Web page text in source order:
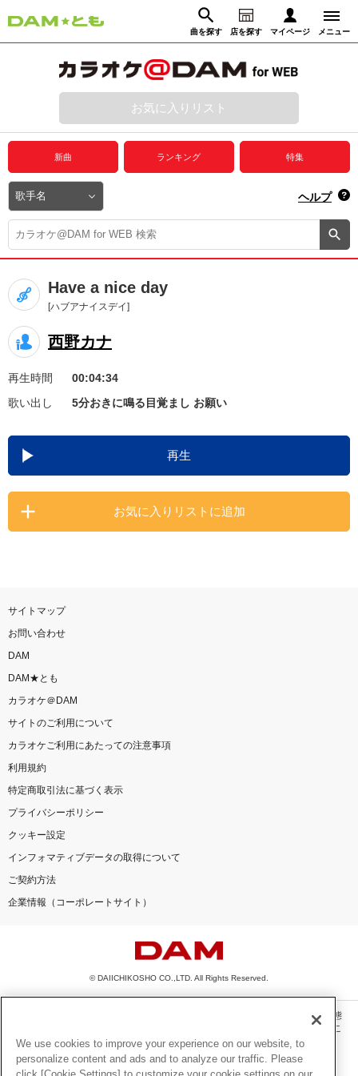
曲を探す 店を探す マイページ メニュー
動画からさがす 録音からさがす
ログイン
プレミアムサービス
DAM★とも動画
DAM★とも録音
カラオケ＠DAM
ユーザー検索
キャンペーン
お知らせ よくあるご質問
DAMの新曲・ランキングなど
カラオケ最新情報をチェック！
お気に入りリスト
新曲 ランキング 特集
ヘルプ
Have a nice day
[ハブアナイスデイ]
西野カナ
再生時間
00:04:34
歌い出し
5分おきに鳴る目覚まし お願い
再生
お気に入りリストに追加
サイトマップ
お問い合わせ
DAM
DAM★とも
カラオケ＠DAM
サイトのご利用について
カラオケご利用にあたっての注意事項
利用規約
特定商取引法に基づく表示
プライバシーポリシー
クッキー設定
インフォマティブデータの取得について
ご契約方法
企業情報（コーポレートサイト）
© DAIICHIKOSHO CO.,LTD. All Rights Reserved.
このサイトに掲載されている一切の文章・画像・写真・動画・音声等を、手段や形態
を問わず、著作権法の定める範囲を超えて無断で複製、転載、ファイル化などするこ
とを禁じます。
楽曲及びコンテンツは、機種によりご利用いただけない場合があります。
We use cookies to improve your experience on our website, to
personalize content and ads and to analyze our traffic. Please